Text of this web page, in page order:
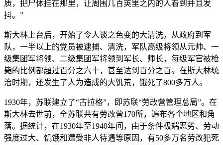
质，把尸体挂在那里，让周围几百英里之内的人看到并且发
抖。”
斯大林上台后，开始了令人谈之色变的大清洗。从政府到军
队，一半以上的党员被逮捕、清洗，军队高级将领从元帅、一
级集团军将领、二级集团军将领到军长、师长，每级军官被枪
毙的比例都超过百分之六十，甚至达到百分之百。在斯大林统
治时期，还发生了人为造成的大饥荒，饿死了800多万人。
1930年，苏联建立了“古拉格”，即苏联“劳改营管理总局”。在
斯大林去世前，全苏联共有劳改营170所，遍布各个地区和角
落。据统计，在1930年至1940年间，由于条件极端恶劣、劳动
强度过大、饥饿和遭受非人待遇等原因，有50多万名劳改犯死